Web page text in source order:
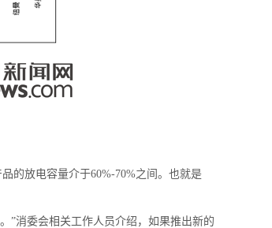
的放电容量介于60%-70%之间。也就是
消委会相关工作人员介绍，如果推出新的